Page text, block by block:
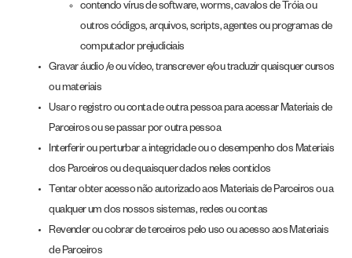
contendo vírus de software, worms, cavalos de Tróia ou
outros códigos, arquivos, scripts, agentes ou programas de
computador prejudiciais
Gravar áudio /e ou vídeo, transcrever e/ou traduzir quaisquer cursos
ou materiais
Usar o registro ou conta de outra pessoa para acessar Materiais de
Parceiros ou se passar por outra pessoa
Interferir ou perturbar a integridade ou o desempenho dos Materiais
dos Parceiros ou de quaisquer dados neles contidos
Tentar obter acesso não autorizado aos Materiais de Parceiros ou a
qualquer um dos nossos sistemas, redes ou contas
Revender ou cobrar de terceiros pelo uso ou acesso aos Materiais
de Parceiros